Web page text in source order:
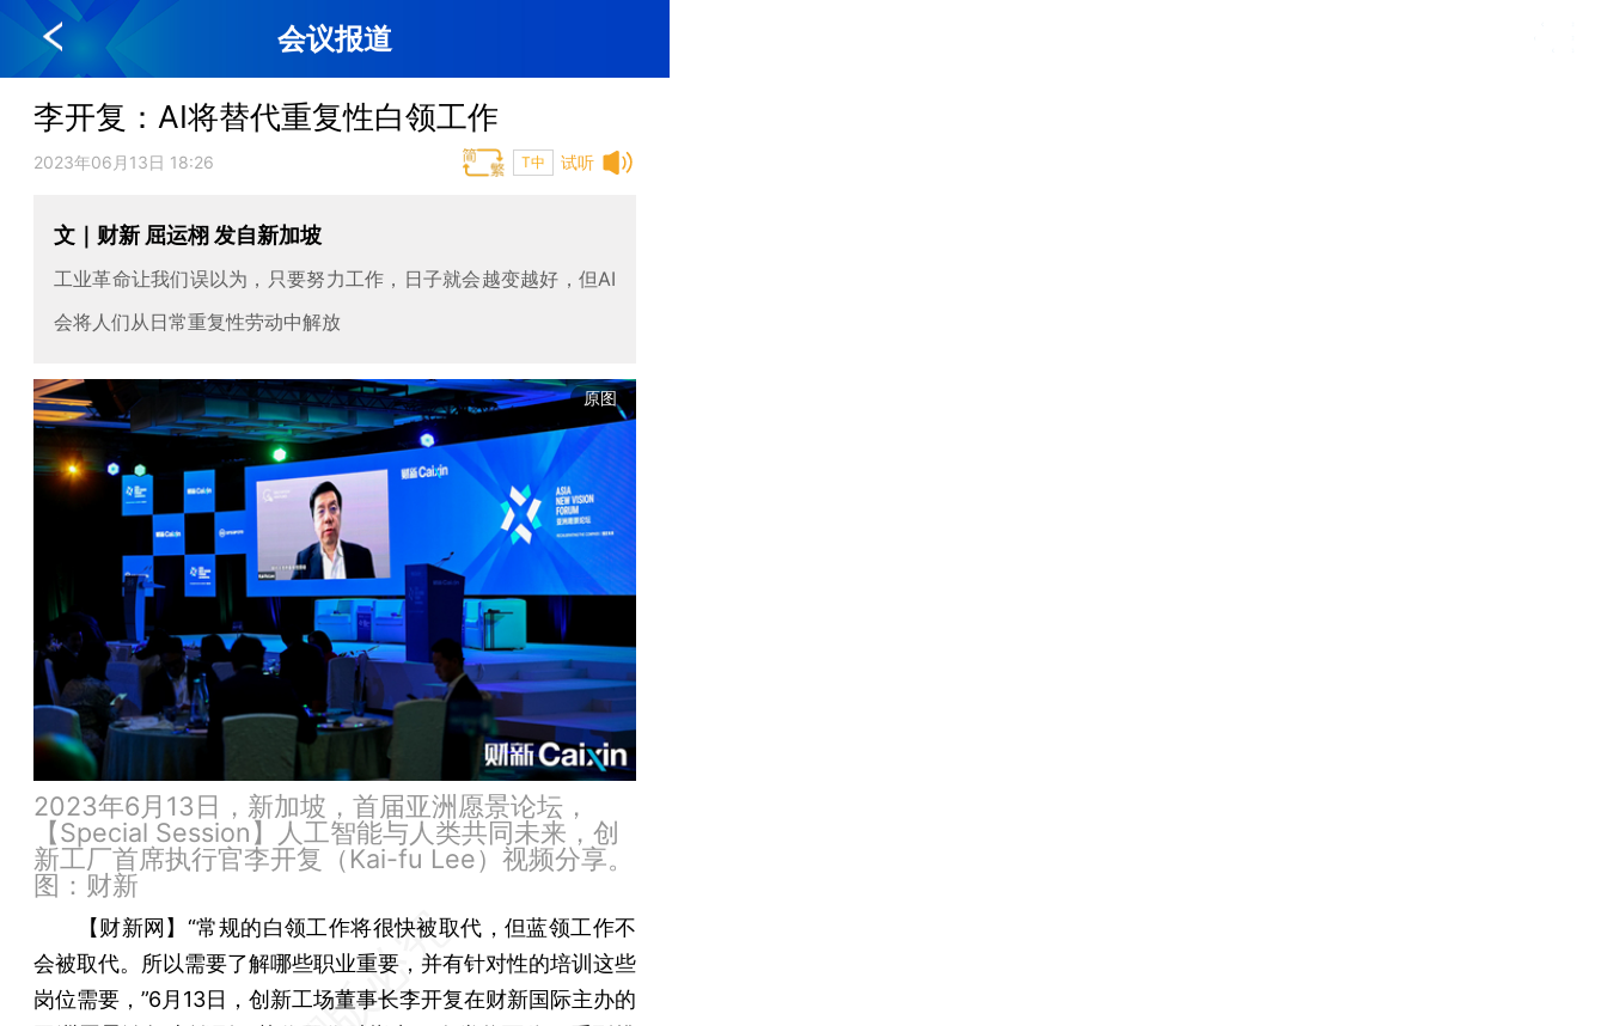
会议报道
李开复：AI将替代重复性白领工作
试听
2023年06月13日 18:26 T中
文｜财新 屈运栩 发自新加坡
工业革命让我们误以为，只要努力工作，日子就会越变越好，但AI
会将人们从日常重复性劳动中解放
原图
2023年6月13日，新加坡，首届亚洲愿景论坛，
【Special Session】人工智能与人类共同未来，创
新工厂首席执行官李开复（Kai-fu Lee）视频分享。
图：财新
【财新网】 “常规的白领工作将很快被取代，但蓝领工作不
会被取代。所以需要了解哪些职业重要，并有针对性的培训这些
岗位需要，”6月13日，创新工场董事长李开复在财新国际主办的